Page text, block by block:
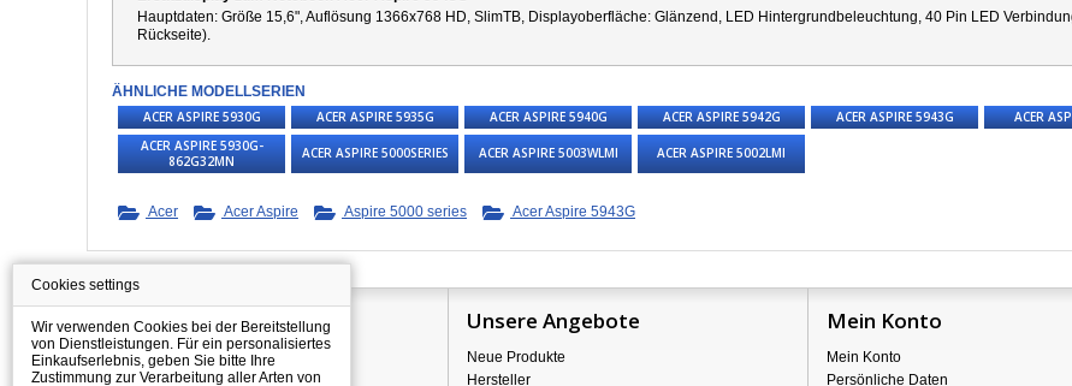
Hauptdaten: Größe 15,6", Auflösung 1366x768 HD, SlimTB, Displayoberfläche: Glänzend, LED Hintergrundbeleuchtung, 40 Pin LED
Rückseite).
ÄHNLICHE MODELLSERIEN
ACER ASPIRE 5930G
ACER ASPIRE 5935G ACER ASPIRE 5940G ACER ASPIRE 5942G ACER ASPIRE 5943G ACER
ACER ASPIRE 5930G-
862G32MN
ACER ASPIRE 5000SERIES ACER ASPIRE 5003WLMI ACER ASPIRE 5002LMI
Acer Acer Aspire Aspire 5000 series Acer Aspire 5943G
Information
Über Shopping
Versand
Unsere Angebote
Neue Produkte
Hersteller
Mein Konto
Mein Konto
Persönliche Daten
Cookies settings
Wir verwenden Cookies bei der Bereitstellung
von Dienstleistungen. Für ein personalisiertes
Einkaufserlebnis, geben Sie bitte Ihre
Zustimmung zur Verarbeitung aller Arten von